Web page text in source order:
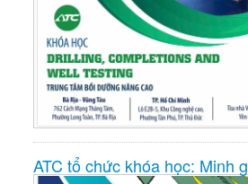
ATC tổ chức khóa học: Minh